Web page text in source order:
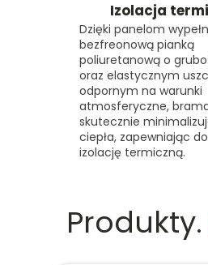
Izolacja
Dzięki panelom
bezfreonową pianką
poliuretanową o
oraz elastycznym
odpornym na warunki
atmosferyczne,
skutecznie
ciepła, zapewniając
izolację termiczną.
Produkty.